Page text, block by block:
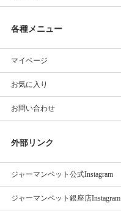
各種メニュー
マイページ
お気に入り
お問い合わせ
外部リンク
ジャーマンペット公式Instagram
ジャーマンペット銀座店Instagram